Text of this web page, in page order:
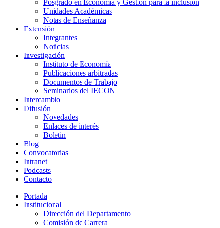
Posgrado en Economía y Gestión para la inclusión
Unidades Académicas
Notas de Enseñanza
Extensión
Integrantes
Noticias
Investigación
Instituto de Economía
Publicaciones arbitradas
Documentos de Trabajo
Seminarios del IECON
Intercambio
Difusión
Novedades
Enlaces de interés
Boletin
Blog
Convocatorias
Intranet
Podcasts
Contacto
Portada
Institucional
Dirección del Departamento
Comisión de Carrera